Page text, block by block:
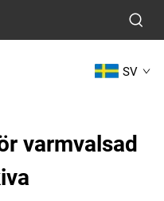
SV
varmvalsad